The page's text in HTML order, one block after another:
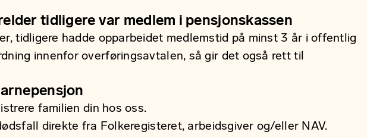
tidligere var medlem i pensjonskassen
tidligere hadde opparbeidet medlemstid på minst 3 år i offentlig
innenfor overføringsavtalen, så gir det også rett til
familien din hos oss.
direkte fra Folkeregisteret, arbeidsgiver og/eller NAV.